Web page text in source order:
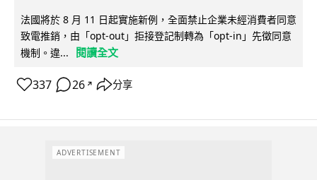
法國將於 8 月 11 日起實施新例，全面禁止企業未經消費者同意
致電推銷，由「opt-out」拒接登記制轉為「opt-in」先徵同意
機制。違...
閱讀全文
337 26 ↗ 分享
ADVERTISEMENT